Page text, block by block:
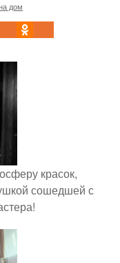
дом
красок,
сошедшей с